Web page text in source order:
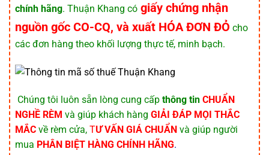
chính hãng. Thuận Khang có giấy chứng nhận
nguồn gốc CO-CQ, và xuất HÓA ĐƠN ĐỎ cho
các đơn hàng theo khối lượng thực tế, minh bạch.
️ Chúng tôi luôn sẵn lòng cung cấp thông tin CHUẨN
NGHỀ RÈM và giúp khách hàng GIẢI ĐÁP MỌI THẮC
MẮC về rèm cửa, TƯ VẤN GIÁ CHUẨN và giúp người
mua PHÂN BIỆT HÀNG CHÍNH HÃNG.